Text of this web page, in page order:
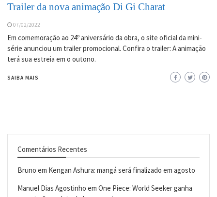
Trailer da nova animação Di Gi Charat
07/02/2022
Em comemoração ao 24º aniversário da obra, o site oficial da mini-
série anunciou um trailer promocional. Confira o trailer: A animação
terá sua estreia em o outono.
SAIBA MAIS
Comentários Recentes
Bruno em Kengan Ashura: mangá será finalizado em agosto
Manuel Dias Agostinho em One Piece: World Seeker ganha